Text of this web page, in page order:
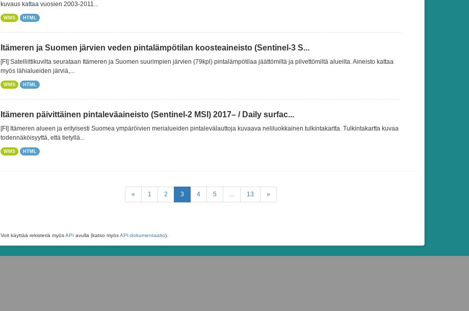
kuvaus kattaa vuosien 2003-2011...
WMS HTML
Itämeren ja Suomen järvien veden pintalämpötilan koosteaineisto (Sentinel-3 S...
[FI] Satelliittikuvilta seurataan Itämeren ja Suomen suurimpien järvien (79kpl) pintalämpötilaa jäättömiltä ja pilvettömiltä alueilta. Aineisto kattaa
myös lähialueiden järviä,...
WMS HTML
Itämeren päivittäinen pintaleväaineisto (Sentinel-2 MSI) 2017– / Daily surfac...
[FI] Itämeren alueen ja erityisesti Suomea ympäröivien merialueiden pintalevälauttoja kuvaava neliluokkainen tulkintakartta. Tulkintakartta kuvaa
todennäköisyyttä, että tietyllä...
WMS HTML
« 1 2 3 4 5 ... 13 »
Voit käyttää rekisteriä myösAPI avulla (katso myösAPI-dokumentaatio).